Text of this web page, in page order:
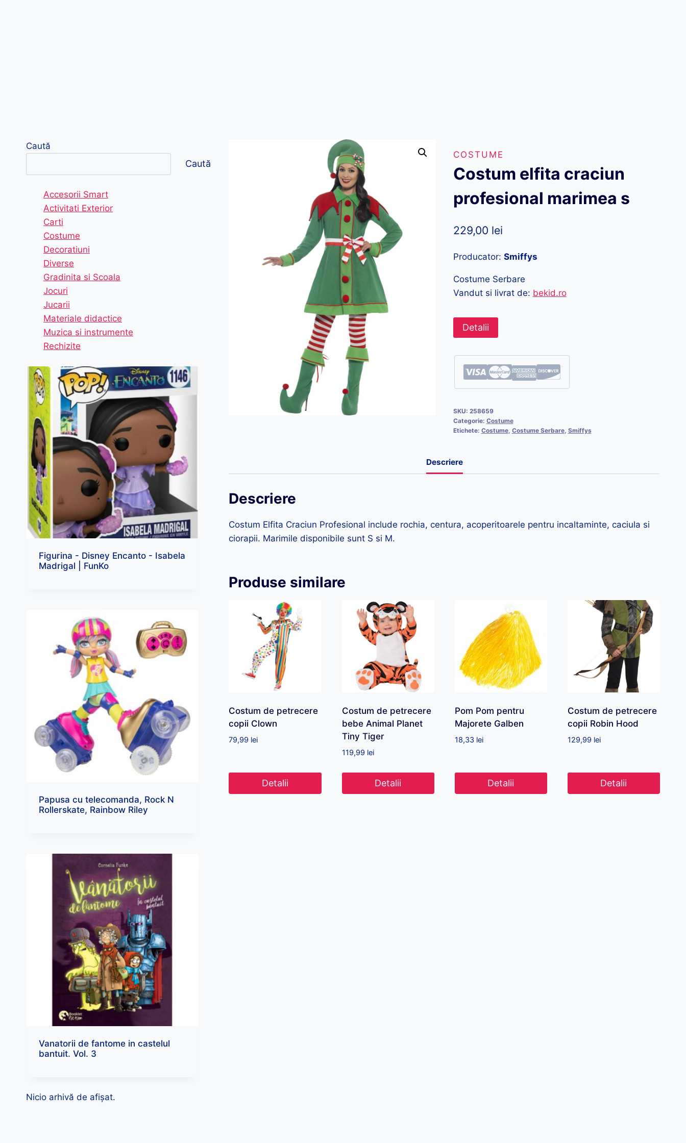
COSTUME
Costum elfita craciun
profesional marimea s
229,00 lei
Producator: Smiffys
Costume Serbare
Vandut si livrat de: bekid.ro
Detalii
SKU: 258659
Categorie: Costume
Etichete: Costume, Costume Serbare, Smiffys
Descriere
Descriere
Costum Elfita Craciun Profesional include rochia, centura, acoperitoarele pentru incaltaminte, caciula si
ciorapii. Marimile disponibile sunt S si M.
Produse similare
Costum de petrecere
copii Clown
79,99 lei
Detalii
Costum de petrecere
bebe Animal Planet
Tiny Tiger
119,99 lei
Detalii
Pom Pom pentru
Majorete Galben
18,33 lei
Detalii
Costum de petrecere
copii Robin Hood
129,99 lei
Detalii
Caută
Caută
Accesorii Smart
Activitati Exterior
Carti
Costume
Decoratiuni
Diverse
Gradinita si Scoala
Jocuri
Jucarii
Materiale didactice
Muzica si instrumente
Rechizite
Figurina - Disney Encanto - Isabela
Madrigal | FunKo
Papusa cu telecomanda, Rock N
Rollerskate, Rainbow Riley
Vanatorii de fantome in castelul
bantuit. Vol. 3
Nicio arhivă de afișat.